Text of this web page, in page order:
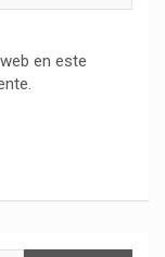
en este